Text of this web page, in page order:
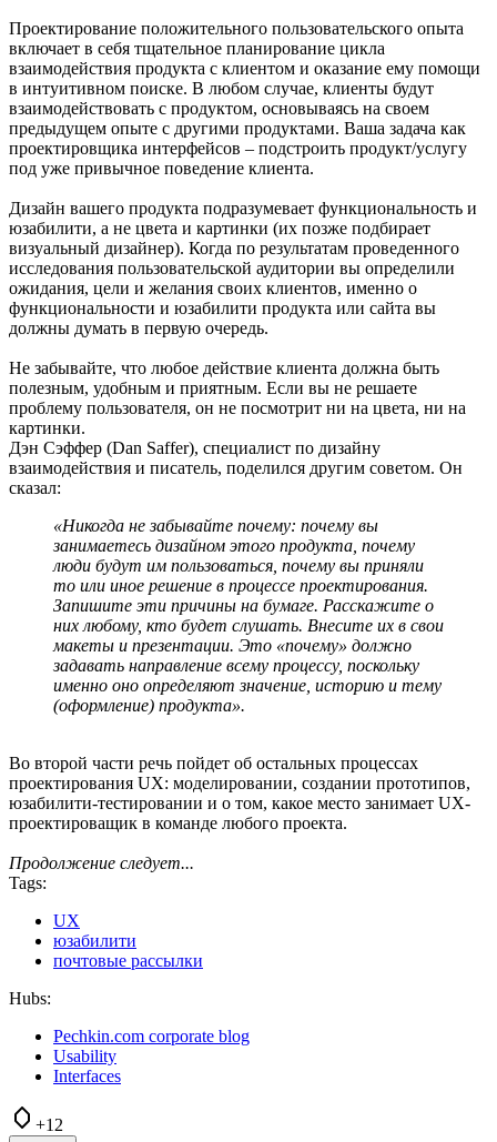
Проектирование положительного пользовательского опыта
включает в себя тщательное планирование цикла
взаимодействия продукта с клиентом и оказание ему помощи
в интуитивном поиске. В любом случае, клиенты будут
взаимодействовать с продуктом, основываясь на своем
предыдущем опыте с другими продуктами. Ваша задача как
проектировщика интерфейсов – подстроить продукт/услугу
под уже привычное поведение клиента.
Дизайн вашего продукта подразумевает функциональность и
юзабилити, а не цвета и картинки (их позже подбирает
визуальный дизайнер). Когда по результатам проведенного
исследования пользовательской аудитории вы определили
ожидания, цели и желания своих клиентов, именно о
функциональности и юзабилити продукта или сайта вы
должны думать в первую очередь.
Не забывайте, что любое действие клиента должна быть
полезным, удобным и приятным. Если вы не решаете
проблему пользователя, он не посмотрит ни на цвета, ни на
картинки.
Дэн Сэффер (Dan Saffer), специалист по дизайну
взаимодействия и писатель, поделился другим советом. Он
сказал:
«Никогда не забывайте почему: почему вы
занимаетесь дизайном этого продукта, почему
люди будут им пользоваться, почему вы приняли
то или иное решение в процессе проектирования.
Запишите эти причины на бумаге. Расскажите о
них любому, кто будет слушать. Внесите их в свои
макеты и презентации. Это «почему» должно
задавать направление всему процессу, поскольку
именно оно определяют значение, историю и тему
(оформление) продукта».
Во второй части речь пойдет об остальных процессах
проектирования UX: моделировании, создании прототипов,
юзабилити-тестировании и о том, какое место занимает UX-
проектироващик в команде любого проекта.
Продолжение следует...
Tags:
UX
юзабилити
почтовые рассылки
Hubs:
Pechkin.com corporate blog
Usability
Interfaces
+12